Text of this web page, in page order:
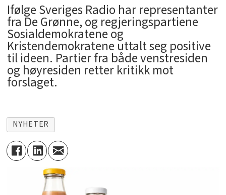
Ifølge Sveriges Radio har representanter
fra De Grønne, og regjeringspartiene
Sosialdemokratene og
Kristendemokratene uttalt seg positive
til ideen. Partier fra både venstresiden
og høyresiden retter kritikk mot
forslaget.
NYHETER